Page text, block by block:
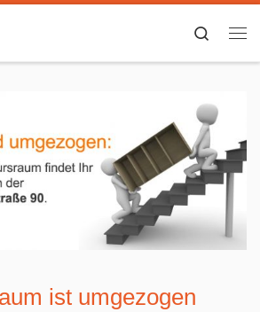
Search
ist umgezogen